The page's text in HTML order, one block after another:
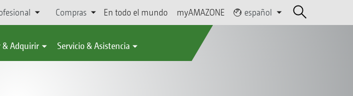
Compras En todo el mundo myAMAZONE español
& Adquirir Servicio & Asistencia